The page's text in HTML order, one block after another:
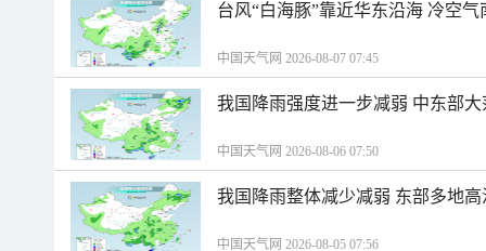
台风“白海豚”靠近华东沿海 冷空
中国天气网 2026-08-07 07:45
我国降雨强度进一步减弱 中东部
中国天气网 2026-08-06 07:50
我国降雨整体减少减弱 东部多地
中国天气网 2026-08-05 07:56